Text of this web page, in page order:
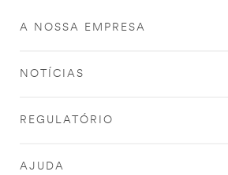
A NOSSA EMPRESA
NOTÍCIAS
REGULATÓRIO
AJUDA